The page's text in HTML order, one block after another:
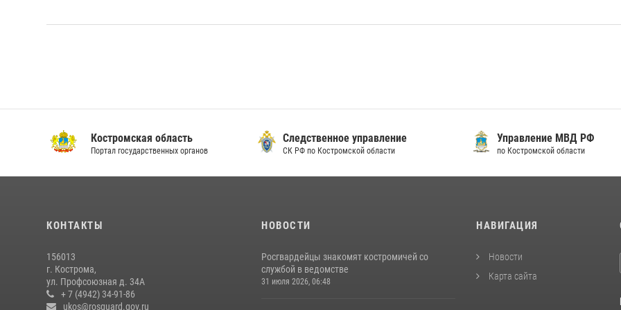
Костромская область
Портал государственных органов
Следственное управление
СК РФ по Костромской области
Управление МВД РФ
по Костромской области
КОНТАКТЫ
156013
г. Кострома,
ул. Профсоюзная д. 34А
+ 7 (4942) 34-91-86
ukos@rosguard.gov.ru
НОВОСТИ
Росгвардейцы знакомят костромичей со
службой в ведомстве
31 июля 2026, 06:48
НАВИГАЦИЯ
Новости
Карта сайта